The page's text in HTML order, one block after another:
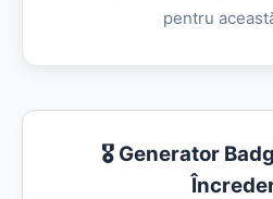
pentru
🎖️ Generator